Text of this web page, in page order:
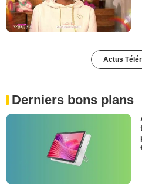
Actus
Derniers bons plans